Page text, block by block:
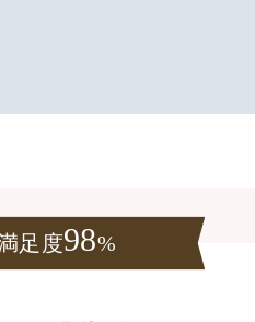
足度98%